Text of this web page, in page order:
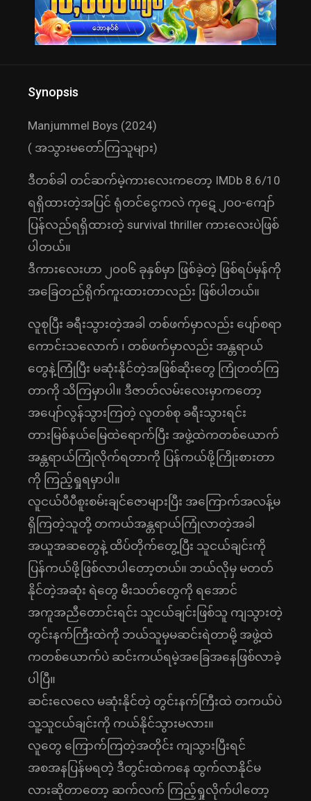
Synopsis
Manjummel Boys (2024)
( အသွားမတော်ကြသူများ)
ဒီတစ်ခါ တင်ဆက်မဲ့ကားလေးကတော့ IMDb 8.6/10
ရရှိထားတဲ့အပြင် ရုံတင်ငွေကလဲ ကုဋေ ၂၀၀-ကျော်
ပြန်လည်ရရှိထားတဲ့ survival thriller ကားလေးပဲဖြစ်
ပါတယ်။
ဒီကားလေးဟာ ၂၀၀၆ ခုနှစ်မှာ ဖြစ်ခဲ့တဲ့ ဖြစ်ရပ်မှန်ကို
အခြေတည်ရိုက်ကူးထားတာလည်း ဖြစ်ပါတယ်။
လူစုပြီး ခရီးသွားတဲ့အခါ တစ်ဖက်မှာလည်း ပျော်စရာ
ကောင်းသလောက် ၊ တစ်ဖက်မှာလည်း အန္တရာယ်
တွေနဲ့ကြုံပြီး မဆုံးနိုင်တဲ့အဖြစ်ဆိုးတွေ ကြုံတတ်ကြ
တာကို သိကြမှာပါ။ ဒီဇာတ်လမ်းလေးမှာကတော့
အပျော်လွန်သွားကြတဲ့ လူတစ်စု ခရီးသွားရင်း
တားမြစ်နယ်မြေထဲရောက်ပြီး အဖွဲ့ထဲကတစ်ယောက်
အန္တရာယ်ကြုံလိုက်ရတာကို ပြန်ကယ်ဖို့ကြိုးစားတာ
ကို ကြည့်ရှုရမှာပါ။
လူငယ်ပီပီစူးစမ်းချင်ဇောများပြီး အကြောက်အလန့်မ
ရှိကြတဲ့သူတို့ တကယ်အန္တရာယ်ကြုံလာတဲ့အခါ
အယူအဆတွေနဲ့ ထိပ်တိုက်တွေ့ပြီး သူငယ်ချင်းကို
ပြန်ကယ်ဖို့ဖြစ်လာပါတော့တယ်။ ဘယ်လိုမှ မတတ်
နိုင်တဲ့အဆုံး ရဲတွေ မီးသတ်တွေကို ရအောင်
အကူအညီတောင်းရင်း သူငယ်ချင်းဖြစ်သူ ကျသွားတဲ့
တွင်းနက်ကြီးထဲကို ဘယ်သူမှမဆင်းရဲတာမို့ အဖွဲ့ထဲ
ကတစ်ယောက်ပဲ ဆင်းကယ်ရမဲ့အခြေအနေဖြစ်လာခဲ့
ပါပြီ။
ဆင်းလေလေ မဆုံးနိုင်တဲ့ တွင်းနက်ကြီးထဲ တကယ်ပဲ
သူ့သူငယ်ချင်းကို ကယ်နိုင်သွားမလား။
လူတွေ ကြောက်ကြတဲ့အတိုင်း ကျသွားပြီးရင်
အစအနပြန်မရတဲ့ ဒီတွင်းထဲကနေ ထွက်လာနိုင်မ
လားဆိုတာတော့ ဆက်လက် ကြည့်ရှုလိုက်ပါတော့